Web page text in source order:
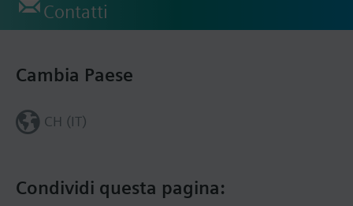
Contatti
Condividi questa pagina:
Cambia Paese
CH (IT)